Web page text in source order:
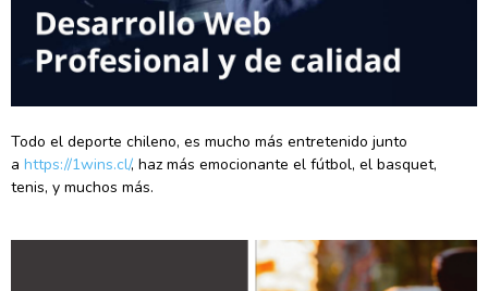
Todo el deporte chileno, es mucho más entretenido junto
a https://1wins.cl/, haz más emocionante el fútbol, el basquet,
tenis, y muchos más.